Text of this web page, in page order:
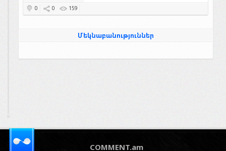
0
0 159
Մեկնաբանություններ
COMMENT.am